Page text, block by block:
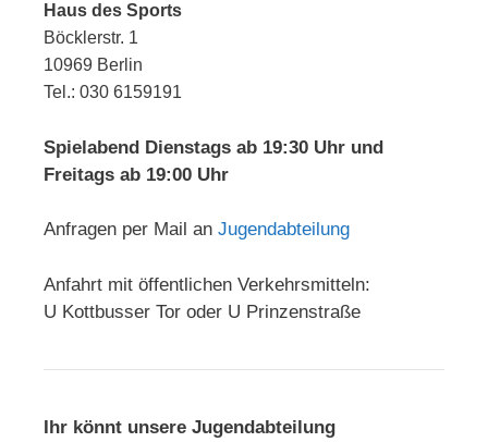
Haus des Sports
Böcklerstr. 1
10969 Berlin
Tel.: 030 6159191
Spielabend Dienstags ab 19:30 Uhr und
Freitags ab 19:00 Uhr
Anfragen per Mail an Jugendabteilung
Anfahrt mit öffentlichen Verkehrsmitteln:
U Kottbusser Tor oder U Prinzenstraße
Ihr könnt unsere Jugendabteilung